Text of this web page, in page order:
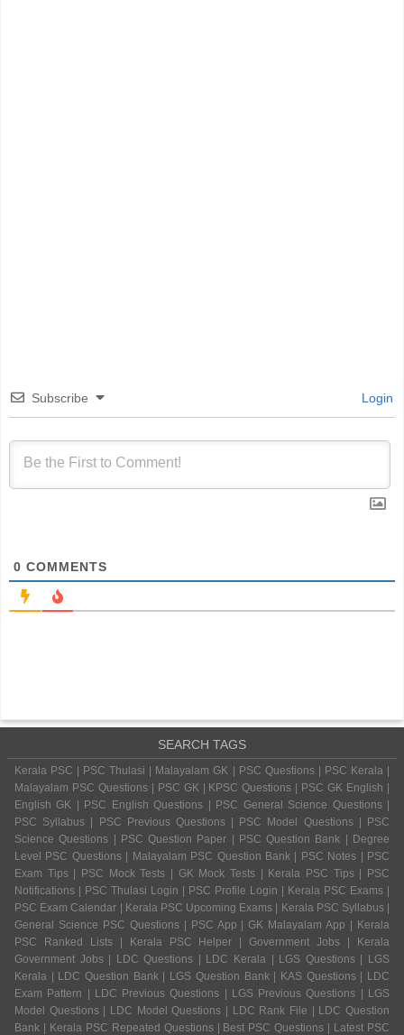
Subscribe Login
0 COMMENTS
SEARCH TAGS
Kerala PSC | PSC Thulasi | Malayalam GK | PSC Questions | PSC Kerala |
Malayalam PSC Questions | PSC GK | KPSC Questions | PSC GK English |
English GK | PSC English Questions | PSC General Science Questions |
PSC Syllabus | PSC Previous Questions | PSC Model Questions | PSC
Science Questions | PSC Question Paper | PSC Question Bank | Degree
Level PSC Questions | Malayalam PSC Question Bank | PSC Notes | PSC
Exam Tips | PSC Mock Tests | GK Mock Tests | Kerala PSC Tips | PSC
Notifications | PSC Thulasi Login | PSC Profile Login | Kerala PSC Exams |
PSC Exam Calendar | Kerala PSC Upcoming Exams | Kerala PSC Syllabus |
General Science PSC Questions | PSC App | GK Malayalam App | Kerala
PSC Ranked Lists | Kerala PSC Helper | Government Jobs | Kerala
Government Jobs | LDC Questions | LDC Kerala | LGS Questions | LGS
Kerala | LDC Question Bank | LGS Question Bank | KAS Questions | LDC
Exam Pattern | LDC Previous Questions | LGS Previous Questions | LGS
Model Questions | LDC Model Questions | LDC Rank File | LDC Question
Bank | Kerala PSC Repeated Questions | Best PSC Questions | Latest PSC